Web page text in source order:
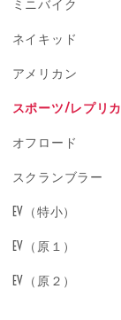
ミニバイク
ネイキッド
アメリカン
スポーツ/レプリカ
オフロード
スクランブラー
EV（特小）
EV（原１）
EV（原２）